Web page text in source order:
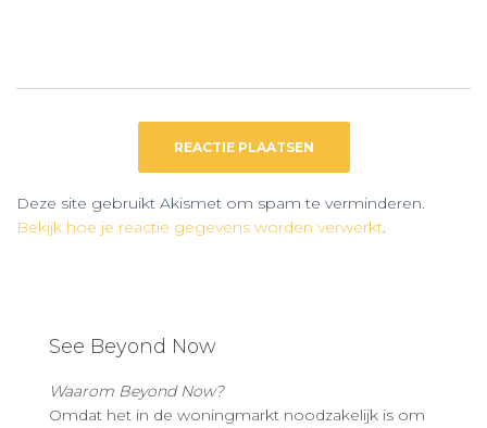
Deze site gebruikt Akismet om spam te verminderen.
Bekijk hoe je reactie gegevens worden verwerkt.
See Beyond Now
Waarom Beyond Now?
Omdat het in de woningmarkt noodzakelijk is om